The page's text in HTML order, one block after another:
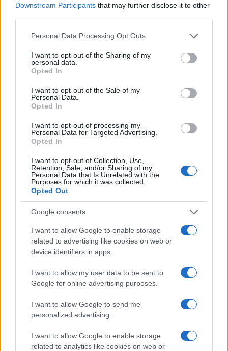
Downstream Participants that may further disclose it to other
Please note that this website/app uses one or more Google
not limited to your visit or usage behaviour. You may click to
grant or deny consent to Google and its third-party tags to
use your data for below specified purposes in below Google
consent section.
Personal Data Processing Opt Outs
I want to opt-out of the Sharing of my
personal data.
Opted In
I want to opt-out of the Sale of my
Personal Data.
Opted In
I want to opt-out of processing my
Personal Data for Targeted Advertising.
Opted In
I want to opt-out of Collection, Use,
Retention, Sale, and/or Sharing of my
Personal Data that Is Unrelated with the
Purposes for which it was collected.
Opted Out
Google consents
I want to allow Google to enable storage
related to advertising like cookies on web or
device identifiers in apps.
I want to allow my user data to be sent to
Google for online advertising purposes.
I want to allow Google to send me
personalized advertising.
I want to allow Google to enable storage
related to analytics like cookies on web or
Lesújtva fogadtuk a hírt: meghalt a Rebbe
bizalmasa